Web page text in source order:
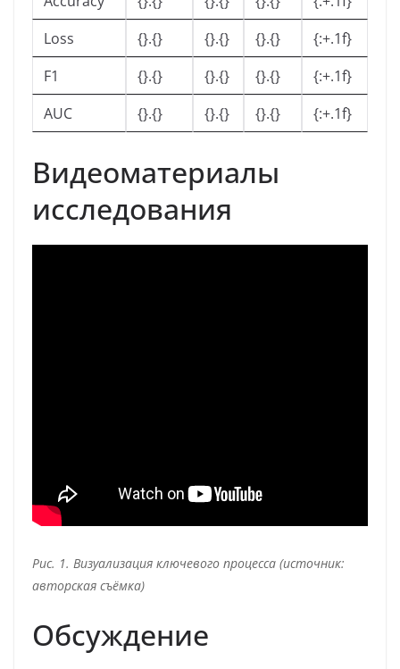
Loss
{}.{} {}.{} {}.{}
{:+.1f}
F1
{}.{} {}.{} {}.{}
{:+.1f}
AUC
{}.{} {}.{} {}.{} {:+.1f}
Видеоматериалы
исследования
Рис. 1. Визуализация ключевого процесса (источник:
авторская съёмка)
Обсуждение